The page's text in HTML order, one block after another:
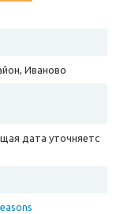
Иваново
дата уточняетс